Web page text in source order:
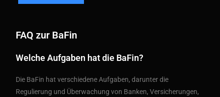
FAQ zur BaFin
Welche Aufgaben hat die BaFin?
Die BaFin hat verschiedene Aufgaben, darunter die
Regulierung und Überwachung von Banken, Versicherungen,